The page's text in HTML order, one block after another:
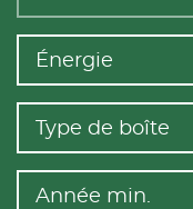
Énergie
Type de boîte
Année min.